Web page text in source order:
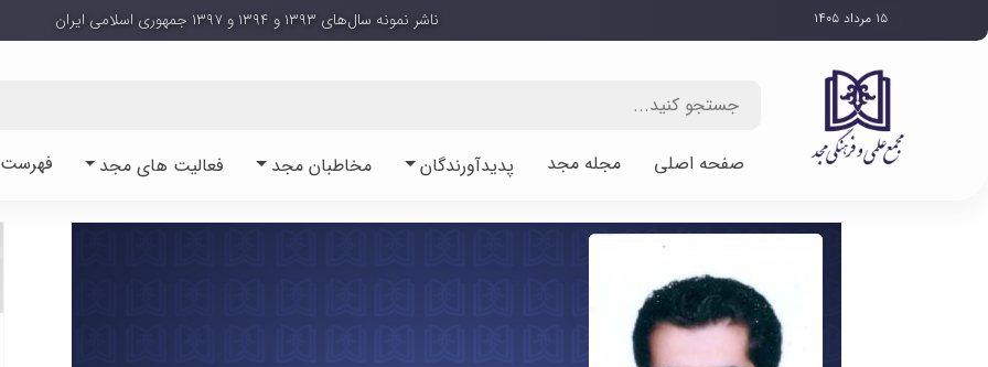
۱۵ مرداد ۱۴۰۵ ناشر نمونه سال‌های ۱۳۹۳ و ۱۳۹۴ و ۱۳۹۷ جمهوری اسلامی ایران
صفحه اصلی مجله مجد پدیدآورندگان مخاطبان مجد فعالیت های مجد فهرست